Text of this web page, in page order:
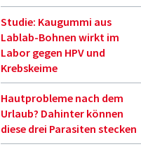
Studie: Kaugummi aus
Lablab-Bohnen wirkt im
Labor gegen HPV und
Krebskeime
Hautprobleme nach dem
Urlaub? Dahinter können
diese drei Parasiten stecken